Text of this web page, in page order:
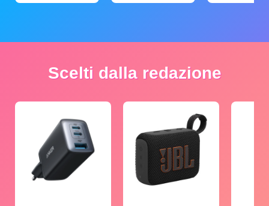
Scelti dalla redazione